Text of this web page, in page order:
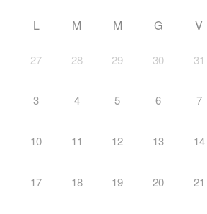
L M M G V
27 28 29 30 31
3 4 5 6 7
10 11 12 13 14
17 18 19 20 21